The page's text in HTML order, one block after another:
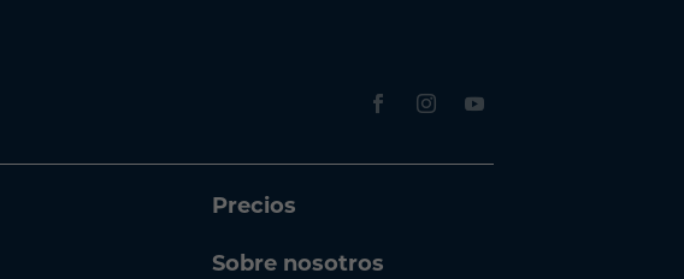
Precios
Sobre nosotros